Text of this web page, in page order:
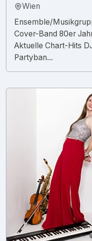
Wien
Ensemble/
Cover-Band 80er
Aktuelle Chart-Hits
Partyban...